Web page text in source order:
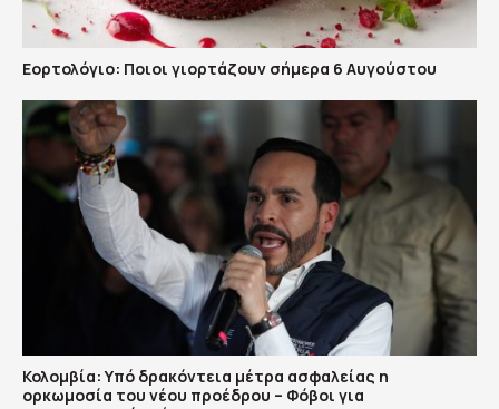
Εορτολόγιο: Ποιοι γιορτάζουν σήμερα 6 Αυγούστου
Κολομβία: Υπό δρακόντεια μέτρα ασφαλείας η
ορκωμοσία του νέου προέδρου – Φόβοι για